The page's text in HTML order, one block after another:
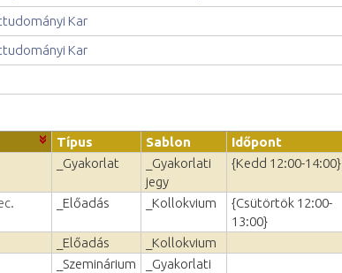
Kar
Kar
Típus Sablon Időpont
_Gyakorlat
_Gyakorlati
jegy
{Kedd 12:00-14:00}
_Előadás _Kollokvium
{Csütörtök 12:00-
13:00}
_Előadás
_Kollokvium
_Szeminárium
_Gyakorlati